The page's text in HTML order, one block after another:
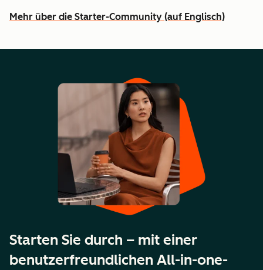
Mehr über die Starter-Community (auf Englisch)
Starten Sie durch – mit einer
benutzerfreundlichen All-in-one-